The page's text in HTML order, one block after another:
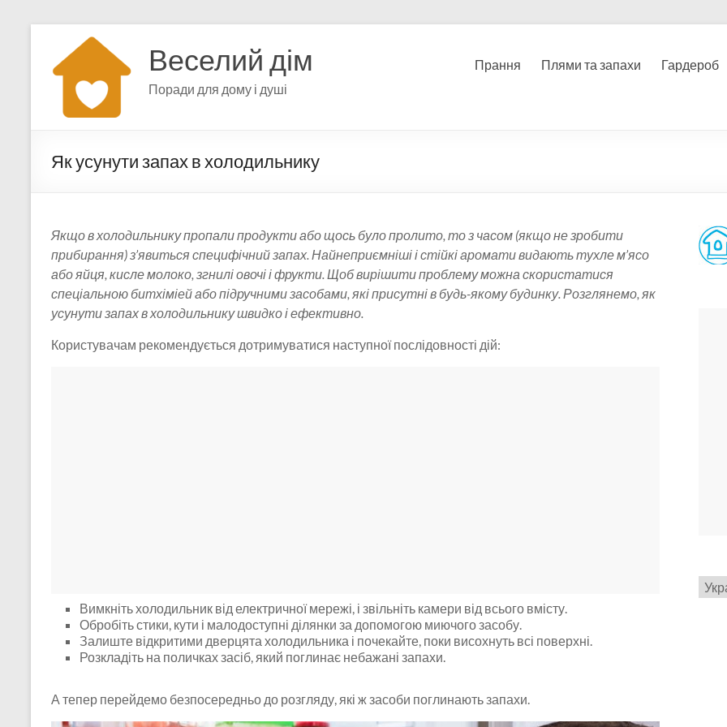
вмісту
Веселий дім
Поради для дому і душі
Прання Плями та запахи Гардероб
Як усунути запах в холодильнику
Якщо в холодильнику пропали продукти або щось було пролито, то з часом (якщо не зробити
прибирання) з’явиться специфічний запах. Найнеприємніші і стійкі аромати видають тухле м’ясо
або яйця, кисле молоко, згнилі овочі і фрукти. Щоб вирішити проблему можна скористатися
спеціальною битхіміей або підручними засобами, які присутні в будь-якому будинку. Розглянемо, як
усунути запах в холодильнику швидко і ефективно.
Користувачам рекомендується дотримуватися наступної послідовності дій:
Вимкніть холодильник від електричної мережі, і звільніть камери від всього вмісту.
Обробіть стики, кути і малодоступні ділянки за допомогою миючого засобу.
Залиште відкритими дверцята холодильника і почекайте, поки висохнуть всі поверхні.
Розкладіть на поличках засіб, який поглинає небажані запахи.
А тепер перейдемо безпосередньо до розгляду, які ж засоби поглинають запахи.
мову